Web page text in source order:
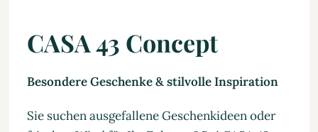
CASA 43 Concept
Besondere Geschenke & stilvolle Inspiration
Sie suchen ausgefallene Geschenkideen oder